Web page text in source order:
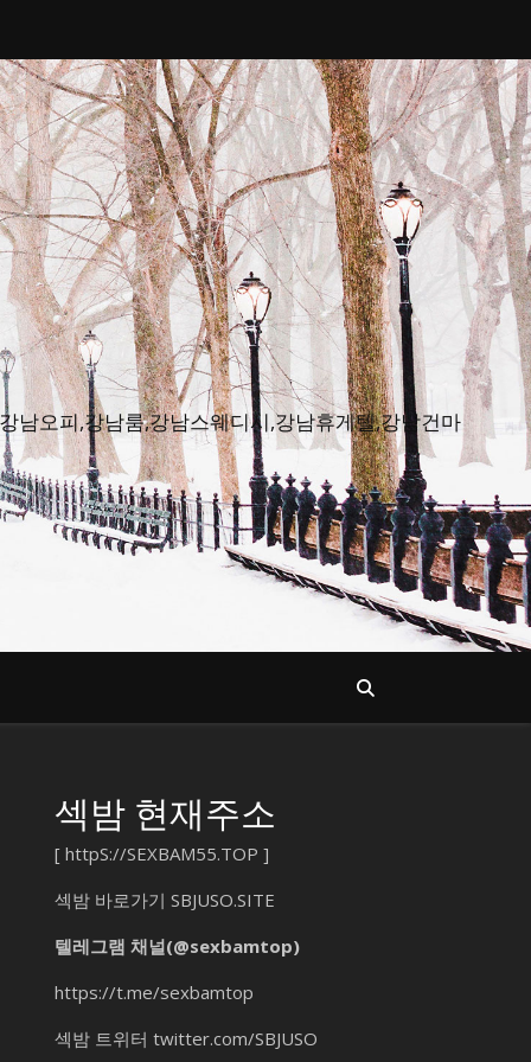
남오피,강남룸,강남스웨디시,강남휴게텔,강남건마
섹밤 현재주소
[ httpS://SEXBAM55.TOP ]
섹밤 바로가기 SBJUSO.SITE
텔레그램 채널(@sexbamtop)
https://t.me/sexbamtop
섹밤 트위터 twitter.com/SBJUSO